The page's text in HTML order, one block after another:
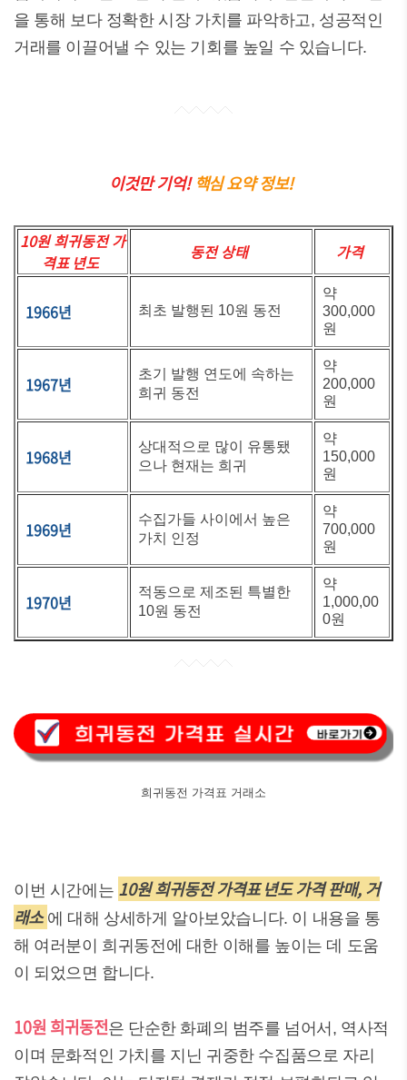
을 통해 보다 정확한 시장 가치를 파악하고, 성공적인
거래를 이끌어낼 수 있는 기회를 높일 수 있습니다.
이것만 기억!핵심 요약 정보!
10원 희귀동전 가
격표 년도
동전 상태 가격
1966년 최초 발행된 10원 동전
약
300,000
원
1967년
초기 발행 연도에 속하는
희귀 동전
약
200,000
원
1968년
상대적으로 많이 유통됐
으나 현재는 희귀
약
150,000
원
1969년
수집가들 사이에서 높은
가치 인정
약
700,000
원
1970년
적동으로 제조된 특별한
10원 동전
약
1,000,00
0원
희귀동전 가격표 거래소
이번 시간에는 10원 희귀동전 가격표 년도 가격 판매, 거
래소 에 대해 상세하게 알아보았습니다. 이 내용을 통
해 여러분이 희귀동전에 대한 이해를 높이는 데 도움
이 되었으면 합니다.
10원 희귀동전은 단순한 화폐의 범주를 넘어서, 역사적
이며 문화적인 가치를 지닌 귀중한 수집품으로 자리